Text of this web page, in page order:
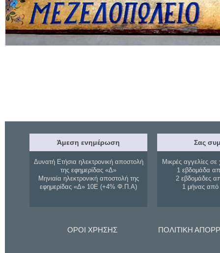
Άμεση ενημέρωση
Δυνατή Ετήσια ηλεκτρονική αποστολή
της εφημερίδας «Δ»
Μηνιαία ηλεκτρονική αποστολή της
εφημερίδας «Δ» 10Ε (+4% Φ.Π.Α)
Σας
Μικρές αγγελίες σε
1 εβδομάδα
2 εβδομάδες
1 μήνας
ΟΡΟΙ ΧΡΗΣΗΣ ΠΟΛΙΤΙΚΗ